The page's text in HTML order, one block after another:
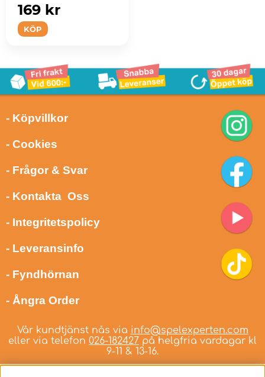
Game.
KÖP
169 kr
- Köpvillkor
- Cookies
- Frågor & Svar
- Kontakta Oss
- Integritetspolicy
- Leveransinfo
- Fyndhörnan
- Ångra Order
Vår kundtjänst nås via info@spelexperten.com
eller via telefon 026-182427 på helgfria vardagar kl
9-11 & 13-16.